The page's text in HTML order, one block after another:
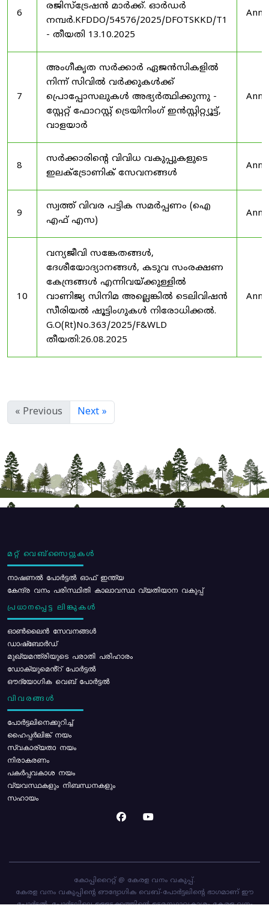
6
രജിസ്ട്രേഷൻ മാർക്ക്. ഓർഡർ
നമ്പർ.KFDDO/54576/2025/DFOTSKKD/T1
- തീയതി 13.10.2025
7
അംഗീകൃത സർക്കാർ ഏജൻസികളിൽ
നിന്ന് സിവിൽ വർക്കുകൾക്ക്
പ്രൊപ്പോസലുകൾ അഭ്യർത്ഥിക്കുന്നു -
സ്റ്റേറ്റ് ഫോറസ്റ്റ് ട്രെയിനിംഗ് ഇൻസ്റ്റിറ്റ്യൂട്ട്,
വാളയാർ
8
സർക്കാരിന്റെ വിവിധ വകുപ്പുകളുടെ
ഇലക്ട്രോണിക് സേവനങ്ങൾ
9
സ്വത്ത് വിവര പട്ടിക സമർപ്പണം (ഐ
എഫ് എസ)
10
വന്യജീവി സങ്കേതങ്ങൾ,
ദേശീയോദ്യാനങ്ങൾ, കടുവ സംരക്ഷണ
കേന്ദ്രങ്ങൾ എന്നിവയ്ക്കുള്ളിൽ
വാണിജ്യ സിനിമ അല്ലെങ്കിൽ ടെലിവിഷൻ
സീരിയൽ ഷൂട്ടിംഗുകൾ നിരോധിക്കൽ.
G.O(Rt)No.363/2025/F&WLD
തീയതി:26.08.2025
« Previous Next »
മറ്റ് വെബ്സൈറ്റുകൾ
നാഷണൽ പോർട്ടൽ ഓഫ് ഇന്ത്യ
കേന്ദ്ര വനം പരിസ്ഥിതി കാലാവസ്ഥ വ്യതിയാന വകുപ്പ്
പ്രധാനപ്പെട്ട ലിങ്കുകൾ
ഓൺലൈൻ സേവനങ്ങൾ
ഡാഷ്ബോർഡ്
മുഖ്യമന്ത്രിയുടെ പരാതി പരിഹാരം
ഡോക്യുമെൻ്റ് പോർട്ടൽ
ഔദ്യോഗിക വെബ് പോർട്ടൽ
വിവരങ്ങൾ
പോര്‍ട്ടലിനെക്കുറിച്ച്
ഹൈപ്പർലിങ്ക് നയം
സ്വകാര്യതാ നയം
നിരാകരണം
പകർപ്പവകാശ നയം
വ്യവസ്ഥകളും നിബന്ധനകളും
സഹായം
കോപ്പിറൈറ്റ് @ കേരള വനം വകുപ്പ്.
കേരള വനം വകുപ്പിന്റെ ഔദ്യോഗിക വെബ്-പോർട്ടലിന്റെ ഭാഗമാണ് ഈ
പോർട്ടൽ. പോർട്ടലിലെ ഉള്ളടക്കത്തിന്റെ ഉടമസ്ഥാവകാശം കേരള വനം